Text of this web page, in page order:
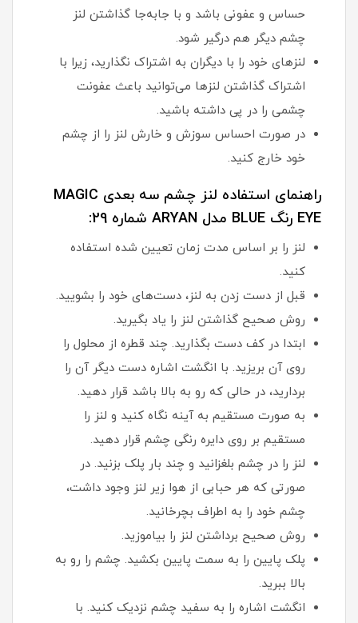
حساس و عفونی باشد و با جابه‌جا گذاشتن لنز
چشم دیگر هم درگیر شود.
لنزهای خود را با دیگران به اشتراک نگذارید، زیرا با
اشتراک گذاشتن لنزها می‌توانید باعث عفونت
چشمی را در پی داشته باشید.
در صورت احساس سوزش و خارش لنز را از چشم
خود خارج کنید.
راهنمای استفاده لنز چشم سه بعدی MAGIC
EYE رنگ BLUE مدل ARYAN شماره 29:
لنز را بر اساس مدت زمان تعیین شده استفاده
کنید.
قبل از دست زدن به لنز، دست‌های خود را بشویید.
روش صحیح گذاشتن لنز را یاد بگیرید.
ابتدا در کف دست بگذارید. چند قطره از محلول را
روی آن بریزید. با انگشت اشاره دست دیگر آن را
بردارید، در حالی که رو به بالا باشد قرار دهید.
به صورت مستقیم به آینه نگاه کنید و لنز را
مستقیم بر روی دایره رنگی چشم قرار دهید.
لنز را در چشم بلغزانید و چند بار پلک بزنید. در
صورتی که هر حبابی از هوا زیر لنز وجود داشت،
چشم خود را به اطراف بچرخانید.
روش صحیح برداشتن لنز را بیاموزید.
پلک پایین را به سمت پایین بکشید. چشم را رو به
بالا ببرید.
انگشت اشاره را به سفید چشم نزدیک کنید. با